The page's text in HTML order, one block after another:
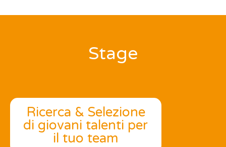
Stage
Ricerca & Selezione
di giovani talenti per
il tuo team